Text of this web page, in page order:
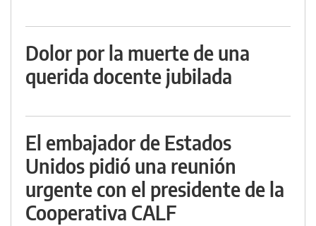
Dolor por la muerte de una
querida docente jubilada
El embajador de Estados
Unidos pidió una reunión
urgente con el presidente de la
Cooperativa CALF